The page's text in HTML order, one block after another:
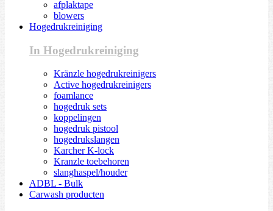
afplaktape
blowers
Hogedrukreiniging
In Hogedrukreiniging
Kränzle hogedrukreinigers
Active hogedrukreinigers
foamlance
hogedruk sets
koppelingen
hogedruk pistool
hogedrukslangen
Karcher K-lock
Kranzle toebehoren
slanghaspel/houder
ADBL - Bulk
Carwash producten